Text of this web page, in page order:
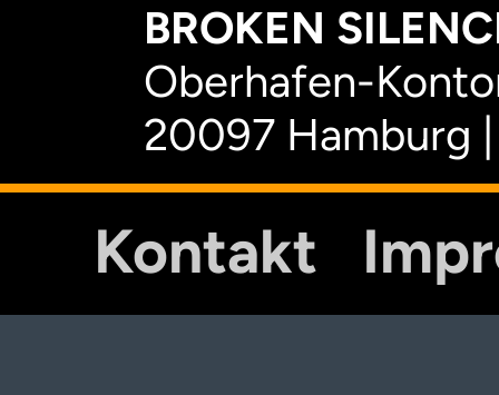
BROKEN
Oberhafen-
20097 Hamburg
Kontakt